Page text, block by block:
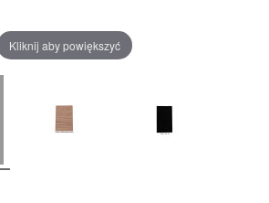
Kliknij aby powiększyć